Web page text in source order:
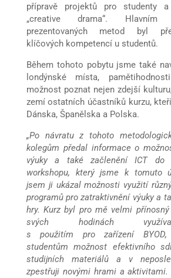
přípravě projektů pro studenty
„creative drama“.
prezentovaných metod byl
klíčových kompetencí u studentů.
Během tohoto pobytu jsme také
londýnské místa,
možnost poznat nejen zdejší
zemí ostatních účastníků kurzu,
Dánska, Španělska a Polska.
„Po návratu z tohoto
kolegům předal informace o
výuky a také začlenění ICT do
workshopu, který jsme k tomuto
jsem ji ukázal možnosti využití
programů pro zatraktivnění výuky a
hry. Kurz byl pro mě velmi
svých hodinách
s použitím pro zařízení
studentům možnost efektivního
studijních materiálů a v
zpestřuji novými hrami a